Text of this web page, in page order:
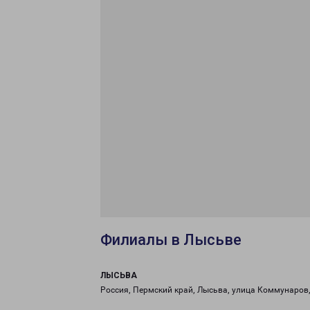
Филиалы в Лысьве
ЛЫСЬВА
Россия, Пермский край, Лысьва, улица